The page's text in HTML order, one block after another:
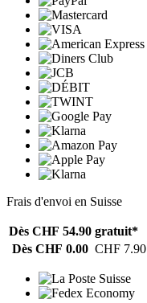
Frais d'envoi en Suisse
Dès CHF 54.90 gratuit*
Dès CHF 0.00 CHF 7.90